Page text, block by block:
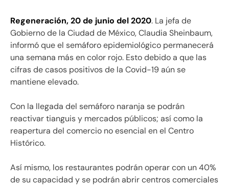
Regeneración, 20 de junio del 2020. La jefa de
Gobierno de la Ciudad de México, Claudia Sheinbaum,
informó que el semáforo epidemiológico permanecerá
una semana más en color rojo. Esto debido a que las
cifras de casos positivos de la Covid-19 aún se
mantiene elevado.
Con la llegada del semáforo naranja se podrán
reactivar tianguis y mercados públicos; así como la
reapertura del comercio no esencial en el Centro
Histórico.
Así mismo, los restaurantes podrán operar con un 40%
de su capacidad y se podrán abrir centros comerciales